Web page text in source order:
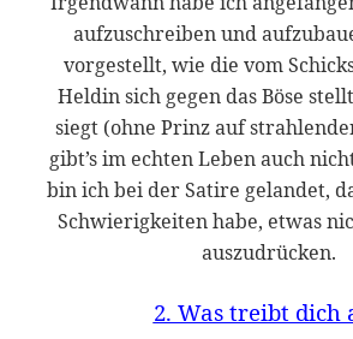
aufzuschreiben und
vorgestellt, wie die vom
Heldin sich gegen das Böse
siegt (ohne Prinz auf
gibt’s im echten Leben auch
bin ich bei der Satire gelandet,
Schwierigkeiten habe, etwas
auszudrücken.
2. Was treibt dich